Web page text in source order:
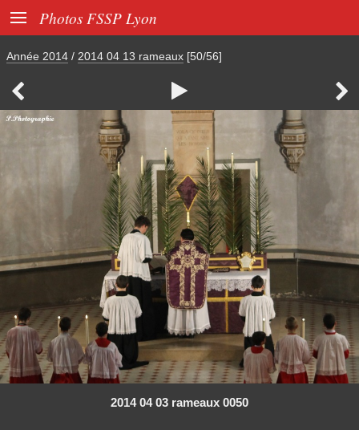
 Photos FSSP Lyon
Année 2014 / 2014 04 13 rameaux [50/56]
  
2014 04 03 rameaux 0050